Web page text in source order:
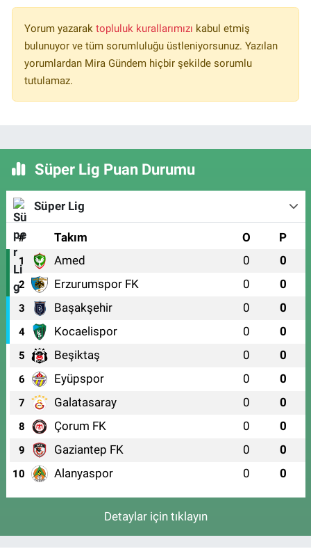
Yorum yazarak topluluk kurallarımızı kabul etmiş
bulunuyor ve tüm sorumluluğu üstleniyorsunuz. Yazılan
yorumlardan Mira Gündem hiçbir şekilde sorumlu
tutulamaz.
Süper Lig Puan Durumu
Süper Lig
# Takım O P
1 Amed 0 0
2 Erzurumspor FK 0 0
3 Başakşehir 0 0
4 Kocaelispor 0 0
5 Beşiktaş 0 0
6 Eyüpspor 0 0
7 Galatasaray 0 0
8 Çorum FK 0 0
9 Gaziantep FK 0 0
10 Alanyaspor 0 0
Detaylar için tıklayın